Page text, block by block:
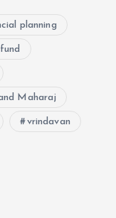
planning
Maharaj
vrindavan